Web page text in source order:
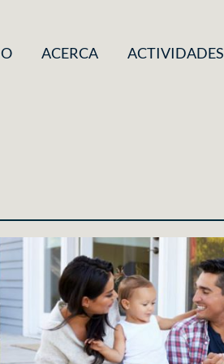
ACERCA ACTIVIDADES